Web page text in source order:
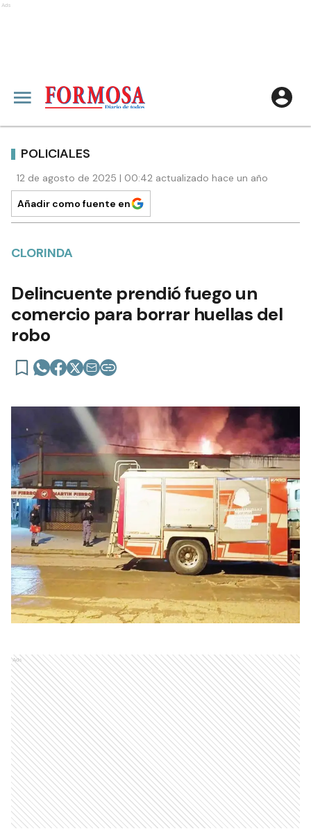
Ads
POLICIALES
12 de agosto de 2025 | 00:42 actualizado hace un año
Añadir como fuente en
CLORINDA
Delincuente prendió fuego un
comercio para borrar huellas del
robo
Ads